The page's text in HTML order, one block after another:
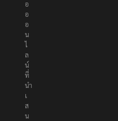
อ
อ
อ
น
ไ
ล
น์
ที่
นำ
เ
ส
น